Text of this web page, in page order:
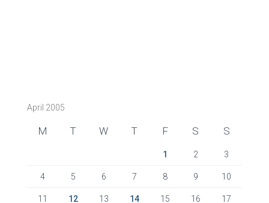
April 2005
M T W T F S S
1 2 3
4 5 6 7 8 9 10
11 12 13 14 15 16 17